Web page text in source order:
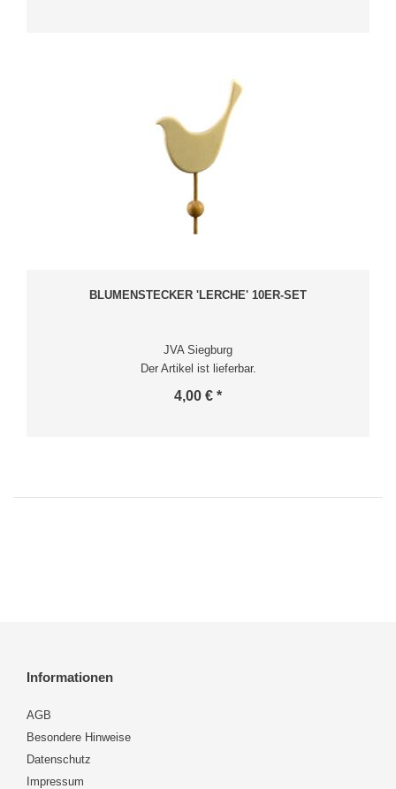
BLUMENSTECKER 'LERCHE' 10ER-SET
JVA Siegburg
Der Artikel ist lieferbar.
4,00 € *
Informationen
AGB
Besondere Hinweise
Datenschutz
Impressum